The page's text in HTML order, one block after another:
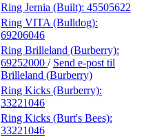
Ring Jernia (Built): 45505622
Ring VITA (Bulldog):
69206046
Ring Brilleland (Burberry):
69252000 / Send e-post til
Brilleland (Burberry)
Ring Kicks (Burberry):
33221046
Ring Kicks (Burt's Bees):
33221046